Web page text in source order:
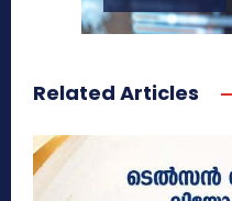
Related Articles